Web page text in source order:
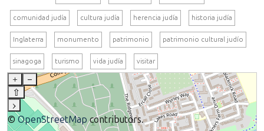
comunidad judía cultura judía herencia judía historia judía
Inglaterra monumento patrimonio patrimonio cultural judío
sinagoga turismo vida judía visitar
+
–
⇧
›
© OpenStreetMapcontributors.